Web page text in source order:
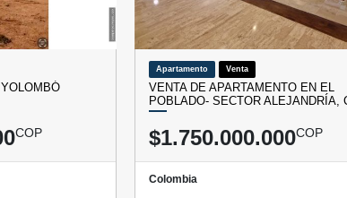
COP
Apartamento Venta
VENTA DE APARTAMENTO EN EL
POBLADO- SECTOR ALEJANDRÍA,
$1.750.000.000COP
Colombia